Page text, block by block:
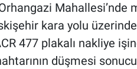
Mahallesi’nde
kara yolu
477 plakalı nakliye
düşmesi